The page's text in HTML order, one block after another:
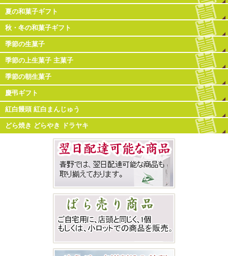
夏の和菓子ギフト
秋・冬の和菓子ギフト
季節の生菓子
季節の上生菓子 主菓子
季節の朝生菓子
慶弔ギフト
紅白饅頭 紅白まんじゅう
どら焼き どらやき ドラヤキ